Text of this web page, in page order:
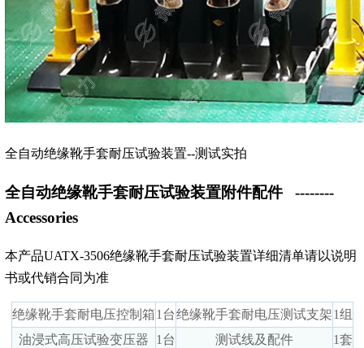
全自动绝缘靴手套耐压试验装置--测试实拍
全自动绝缘靴手套耐压试验装置附件配件 --------
Accessories
本产品UATX-3506绝缘靴手套耐压试验装置详细清单请以说明
书或代销合同为准
绝缘靴手套耐电压控制箱1台绝缘靴手套耐电压测试支架1组
油浸式高压试验变压器
1台 测试线及配件
1套